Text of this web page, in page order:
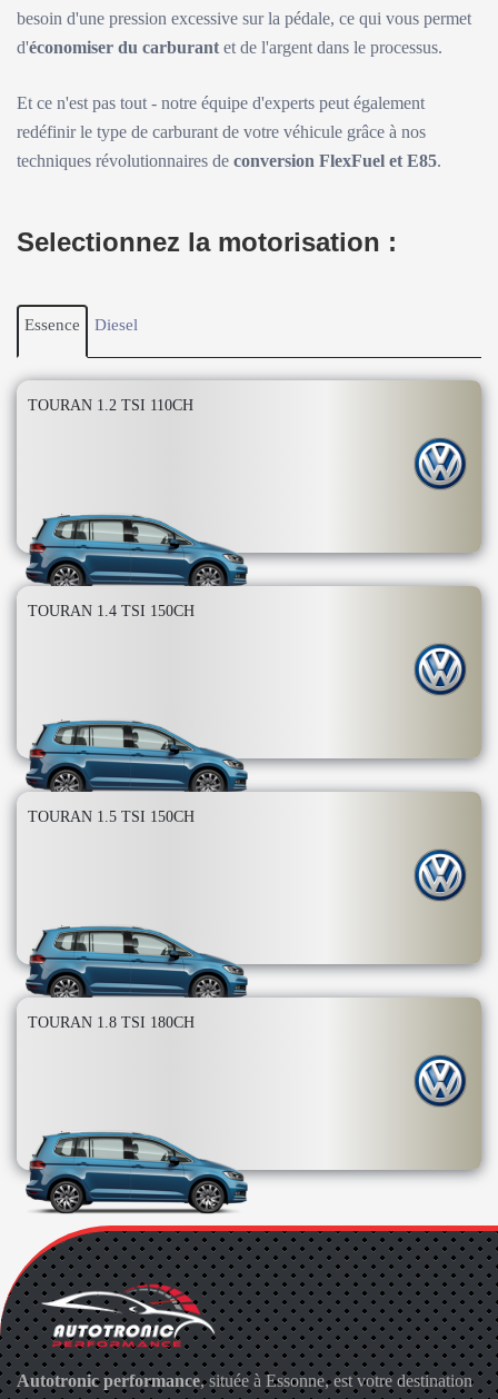
besoin d'une pression excessive sur la pédale, ce qui vous permet
d'économiser du carburant et de l'argent dans le processus.
Et ce n'est pas tout - notre équipe d'experts peut également
redéfinir le type de carburant de votre véhicule grâce à nos
techniques révolutionnaires de conversion FlexFuel et E85.
Selectionnez la motorisation :
Essence Diesel
TOURAN 1.2 TSI 110CH
TOURAN 1.4 TSI 150CH
TOURAN 1.5 TSI 150CH
TOURAN 1.8 TSI 180CH
Autotronic performance, située à Essonne, est votre destination